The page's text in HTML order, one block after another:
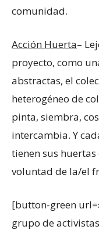
comunidad.
Acción Huerta–
proyecto, como
abstractas, el
heterogéneo de
pinta, siembra,
intercambia. Y
tienen sus
voluntad de la/el
[button-green
grupo de